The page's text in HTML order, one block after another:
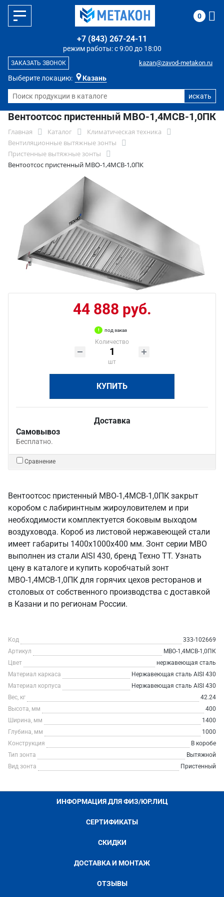
Выберите локацию: Казань
режим работы: с 9:00 до 18:00
+7 (843) 267-24-11
kazan@zavod-metakon.ru
ЗАКАЗАТЬ ЗВОНОК
0
Вентоотсос пристенный МВО-1,4МСВ-1,0ПК
Главная Каталог
Климатическая техника
Вентиляционные вытяжные зонты
Пристенные вытяжные зонты
Вентоотсос пристенный МВО-1,4МСВ-1,0ПК
44 888 руб.
под заказ
Количество
шт
КУПИТЬ
Доставка
Самовывоз
Бесплатно.
Сравнение
Вентоотсос пристенный МВО-1,4МСВ-1,0ПК закрыт
коробом с лабиринтным жироуловителем и при
необходимости комплектуется боковым выходом
воздуховода. Короб из листовой нержавеющей стали
имеет габариты 1400х1000х400 мм. Зонт серии МВО
выполнен из стали AISI 430, бренд Техно ТТ. Узнать
цену в каталоге и купить коробчатый зонт
МВО-1,4МСВ-1,0ПК для горячих цехов ресторанов и
столовых от собственного производства с доставкой
в Казани и по регионам России.
Код
333-102669
Артикул
МВО-1,4МСВ-1,0ПК
Цвет
нержавеющая сталь
Материал каркаса
Нержавеющая сталь AISI 430
Материал корпуса
Нержавеющая сталь AISI 430
Вес, кг
42.24
Высота, мм
400
Ширина, мм
1400
Глубина, мм
1000
Конструкция
В коробе
Тип зонта
Вытяжной
Вид зонта
Пристенный
ИНФОРМАЦИЯ ДЛЯ ФИЗ/ЮР.ЛИЦ
СЕРТИФИКАТЫ
СКИДКИ
ДОСТАВКА И МОНТАЖ
ОТЗЫВЫ